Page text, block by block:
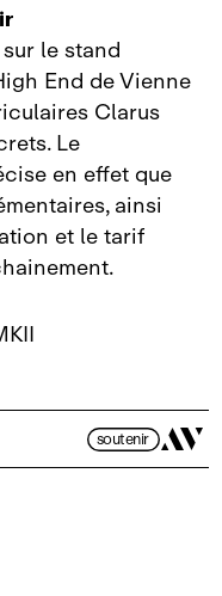
le stand
End de Vienne
Clarus
. Le
en effet que
ainsi
et le tarif
.
soutenir